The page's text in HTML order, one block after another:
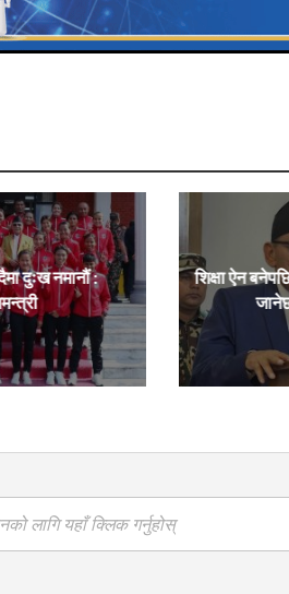
दुःख नमानौं :
शिक्षा ऐन
लागि यहाँ क्लिक गर्नुहोस्